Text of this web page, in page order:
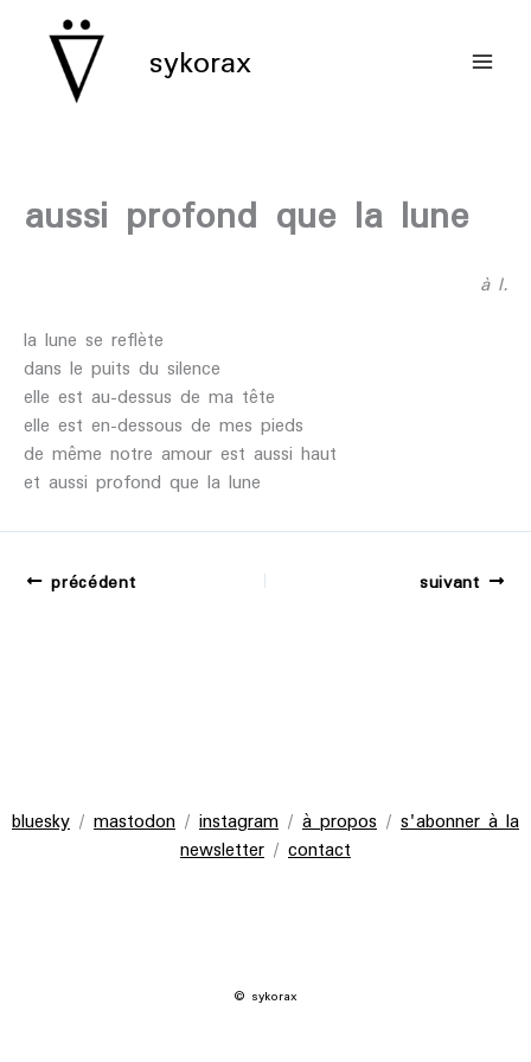
contenu sykorax
aussi profond que la lune
à l.
la lune se reflète
dans le puits du silence
elle est au-dessus de ma tête
elle est en-dessous de mes pieds
de même notre amour est aussi haut
et aussi profond que la lune
précédent suivant
bluesky / mastodon / instagram / à propos / s'abonner à la
newsletter / contact
© sykorax